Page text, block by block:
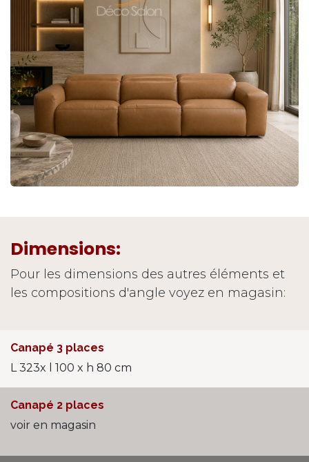
Dimensions:
Pour les dimensions des autres éléments et
les compositions d'angle voyez en magasin:
Canapé 3 places
L 323x l 100 x h 80 cm
Canapé 2 places
voir en magasin